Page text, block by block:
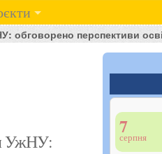
перспективи
УжНУ:
7
серпня